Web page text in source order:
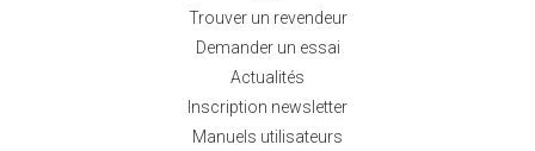
Trouver un revendeur
Demander un essai
Actualités
Inscription newsletter
Manuels utilisateurs